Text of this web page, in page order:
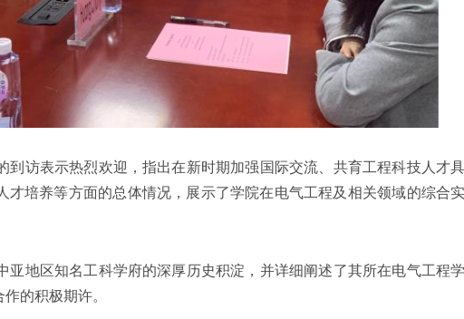
到访表示热烈欢迎，指出在新时期加强国际交流、共育工程科技人才
才培养等方面的总体情况，展示了学院在电气工程及相关领域的综合
亚地区知名工科学府的深厚历史积淀，并详细阐述了其所在电气工程
的积极期许。